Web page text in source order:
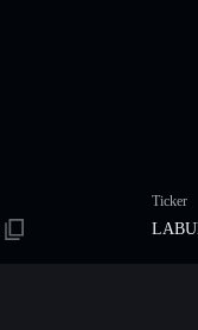
Ticker